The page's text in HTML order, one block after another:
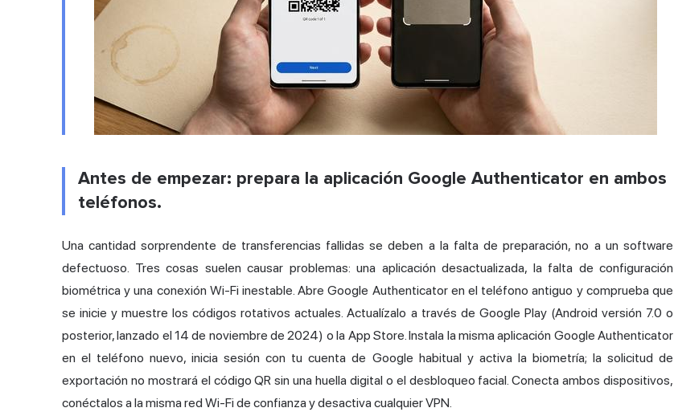
Antes de empezar: prepara la aplicación Google Authenticator en ambos
teléfonos.
Una cantidad sorprendente de transferencias fallidas se deben a la falta de preparación, no a un software
defectuoso. Tres cosas suelen causar problemas: una aplicación desactualizada, la falta de configuración
biométrica y una conexión Wi-Fi inestable. Abre Google Authenticator en el teléfono antiguo y comprueba que
se inicie y muestre los códigos rotativos actuales. Actualízalo a través de Google Play (Android versión 7.0 o
posterior, lanzado el 14 de noviembre de 2024) o la App Store. Instala la misma aplicación Google Authenticator
en el teléfono nuevo, inicia sesión con tu cuenta de Google habitual y activa la biometría; la solicitud de
exportación no mostrará el código QR sin una huella digitalo el desbloqueo facial. Conecta ambos dispositivos,
conéctalos a la misma red Wi-Fi de confianza y desactiva cualquier VPN.